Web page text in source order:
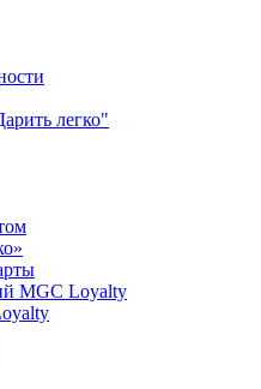
легко"
MGC Loyalty